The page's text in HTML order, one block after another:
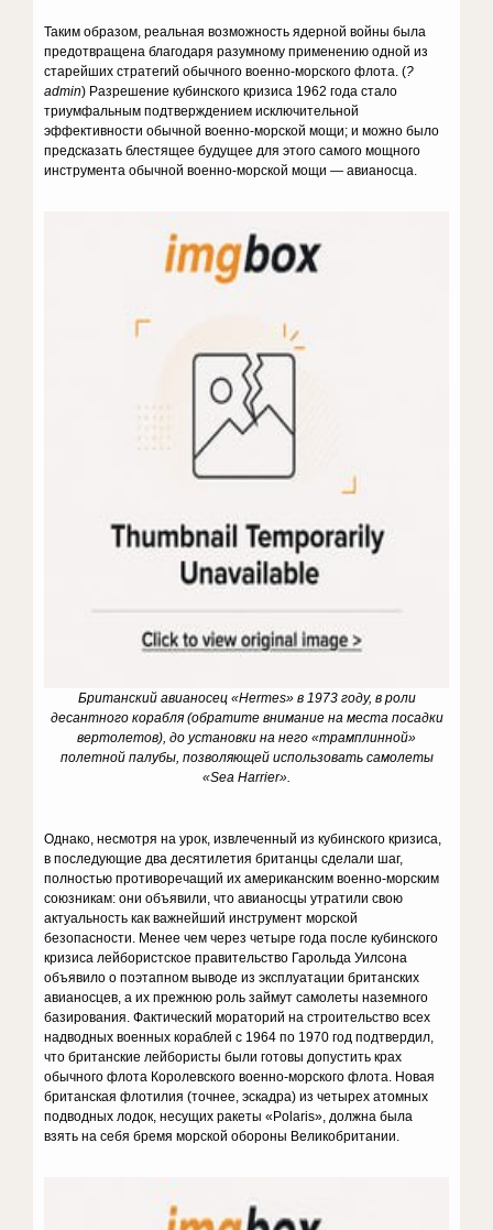
Таким образом, реальная возможность ядерной войны была
предотвращена благодаря разумному применению одной из
старейших стратегий обычного военно-морского флота. (?
аdmin) Разрешение кубинского кризиса 1962 года стало
триумфальным подтверждением исключительной
эффективности обычной военно-морской мощи; и можно было
предсказать блестящее будущее для этого самого мощного
инструмента обычной военно-морской мощи — авианосца.
Британский авианосец «Hermes» в 1973 году, в роли
десантного корабля (обратите внимание на места посадки
вертолетов), до установки на него «трамплинной»
полетной палубы, позволяющей использовать самолеты
«Sea Harrier».
Однако, несмотря на урок, извлеченный из кубинского кризиса,
в последующие два десятилетия британцы сделали шаг,
полностью противоречащий их американским военно-морским
союзникам: они объявили, что авианосцы утратили свою
актуальность как важнейший инструмент морской
безопасности. Менее чем через четыре года после кубинского
кризиса лейбористское правительство Гарольда Уилсона
объявило о поэтапном выводе из эксплуатации британских
авианосцев, а их прежнюю роль займут самолеты наземного
базирования. Фактический мораторий на строительство всех
надводных военных кораблей с 1964 по 1970 год подтвердил,
что британские лейбористы были готовы допустить крах
обычного флота Королевского военно-морского флота. Новая
британская флотилия (точнее, эскадра) из четырех атомных
подводных лодок, несущих ракеты «Polaris», должна была
взять на себя бремя морской обороны Великобритании.